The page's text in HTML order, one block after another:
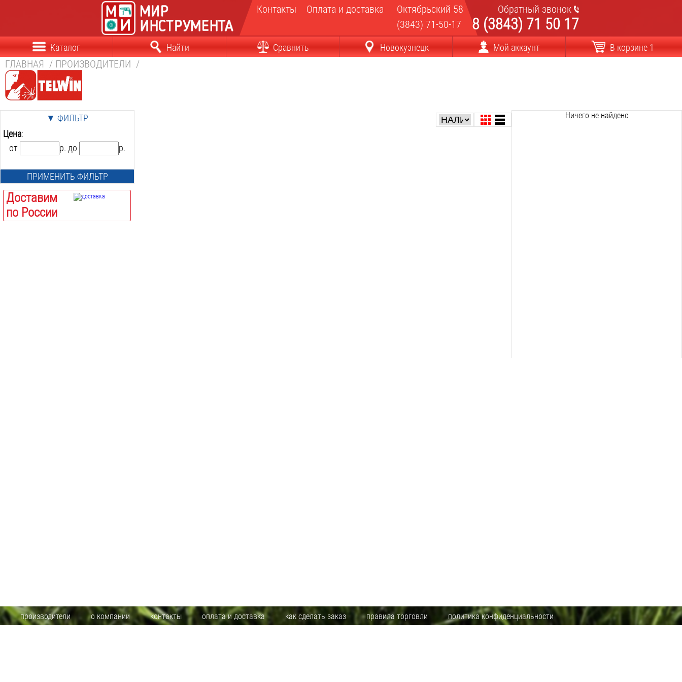
Контакты Оплата и доставка
Октябрьский 58
(3843) 71-50-17
Обратный звонок
8 (3843) 71 50 17
Каталог Найти Сравнить Новокузнецк Мой аккаунт В корзине 1
ГЛАВНАЯ / ПРОИЗВОДИТЕЛИ /
▼ ФИЛЬТР
Цена:
от
р. до р.
ПРИМЕНИТЬ ФИЛЬТР
Доставим
по России
Ничего не найдено
производители о компании контакты оплата и доставка как сделать заказ правила торговли политика конфиденциальности